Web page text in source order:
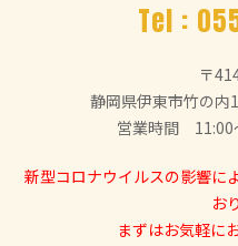
Tel :
〒
静岡県伊東市竹の内
営業時間 11:00
新型コロナウイルスの影響に
お
まずはお気軽に